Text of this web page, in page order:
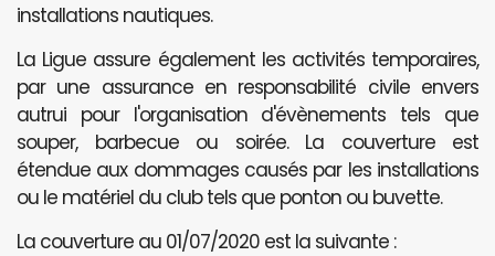
installations nautiques.
La Ligue assure également les activités temporaires,
par une assurance en responsabilité civile envers
autrui pour l'organisation d'évènements tels que
souper, barbecue ou soirée. La couverture est
étendue aux dommages causés par les installations
ou le matériel du club tels que ponton ou buvette.
La couverture au 01/07/2020 est la suivante :